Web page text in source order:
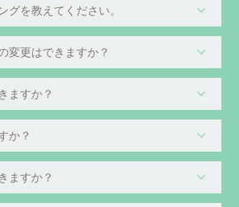
グを教えてください。
変更はできますか？
ますか？
か？
ますか？